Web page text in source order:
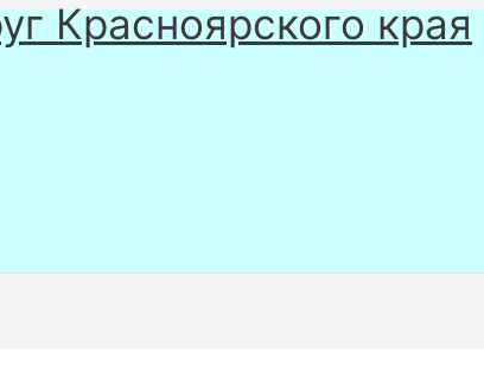
Красноярского края